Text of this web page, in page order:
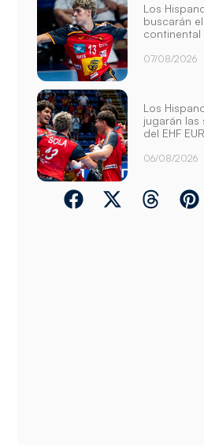
Los
buscarán
continental
07/08/2026
Los
jugarán las
del EHF
06/08/2026